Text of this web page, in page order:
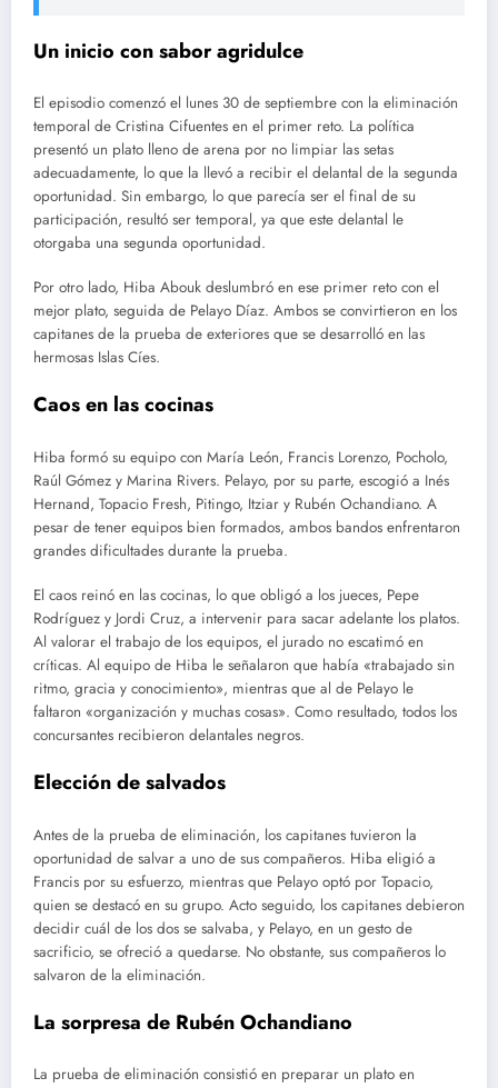
Un inicio con sabor agridulce
El episodio comenzó el lunes 30 de septiembre con la eliminación
temporal de Cristina Cifuentes en el primer reto. La política
presentó un plato lleno de arena por no limpiar las setas
adecuadamente, lo que la llevó a recibir el delantal de la segunda
oportunidad. Sin embargo, lo que parecía ser el final de su
participación, resultó ser temporal, ya que este delantal le
otorgaba una segunda oportunidad.
Por otro lado, Hiba Abouk deslumbró en ese primer reto con el
mejor plato, seguida de Pelayo Díaz. Ambos se convirtieron en los
capitanes de la prueba de exteriores que se desarrolló en las
hermosas Islas Cíes.
Caos en las cocinas
Hiba formó su equipo con María León, Francis Lorenzo, Pocholo,
Raúl Gómez y Marina Rivers. Pelayo, por su parte, escogió a Inés
Hernand, Topacio Fresh, Pitingo, Itziar y Rubén Ochandiano. A
pesar de tener equipos bien formados, ambos bandos enfrentaron
grandes dificultades durante la prueba.
El caos reinó en las cocinas, lo que obligó a los jueces, Pepe
Rodríguez y Jordi Cruz, a intervenir para sacar adelante los platos.
Al valorar el trabajo de los equipos, el jurado no escatimó en
críticas. Al equipo de Hiba le señalaron que había «trabajado sin
ritmo, gracia y conocimiento», mientras que al de Pelayo le
faltaron «organización y muchas cosas». Como resultado, todos los
concursantes recibieron delantales negros.
Elección de salvados
Antes de la prueba de eliminación, los capitanes tuvieron la
oportunidad de salvar a uno de sus compañeros. Hiba eligió a
Francis por su esfuerzo, mientras que Pelayo optó por Topacio,
quien se destacó en su grupo. Acto seguido, los capitanes debieron
decidir cuál de los dos se salvaba, y Pelayo, en un gesto de
sacrificio, se ofreció a quedarse. No obstante, sus compañeros lo
salvaron de la eliminación.
La sorpresa de Rubén Ochandiano
La prueba de eliminación consistió en preparar un plato en